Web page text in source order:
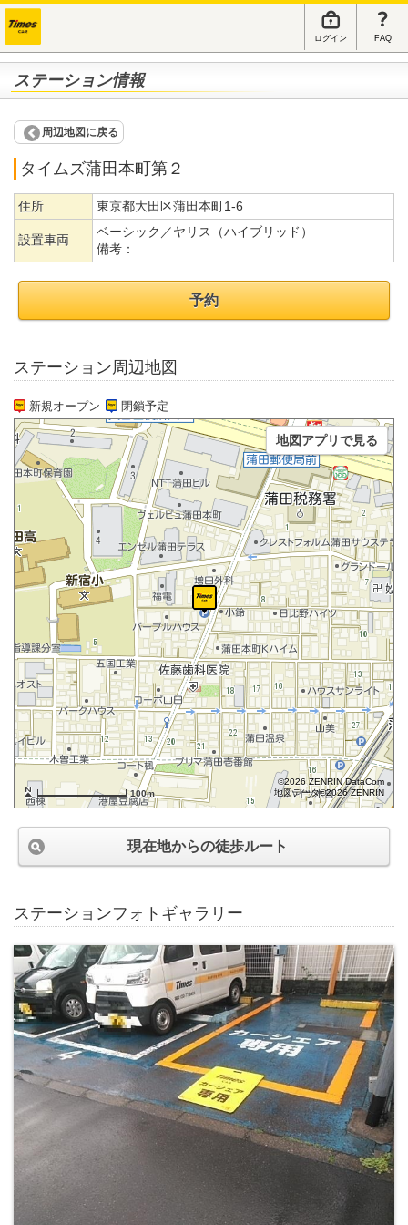
ログイン FAQ
ステーション情報
周辺地図に戻る
タイムズ蒲田本町第２
住所 東京都大田区蒲田本町1-6
設置車両
ベーシック／ヤリス（ハイブリッド）
備考：
予約
ステーション周辺地図
新規オープン 閉鎖予定
100m
©2026 ZENRIN DataCom
地図データ©2026 ZENRIN
地図アプリで見る
現在地からの徒歩ルート
ステーションフォトギャラリー